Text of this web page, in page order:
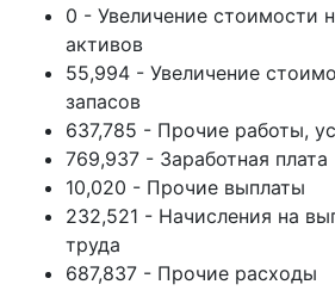
0 - Увеличение стоимости
активов
55,994 - Увеличение
запасов
637,785 - Прочие работы,
769,937 - Заработная плата
10,020 - Прочие выплаты
232,521 - Начисления на
труда
687,837 - Прочие расходы